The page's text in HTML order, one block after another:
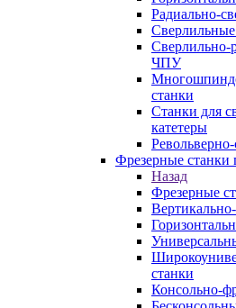
Радиально-
Сверлильно-
ЧПУ
станки
Станки для
катетеры
Фрезерные станки
Назад
Фрезерные
станки
Консольно-